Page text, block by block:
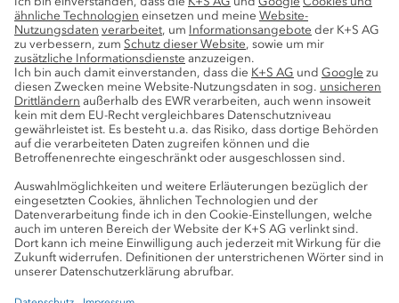
Nachhaltigkeit
Service
Pressekontakte
K+S-Newsletter
K+S Fanshop
Bergbaulexikon
myK+S Kundenportal